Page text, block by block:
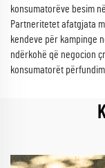
konsumatorëve besim
Partneritetet afatgjata
kendeve për kampinge
ndërkohë që negocion
konsumatorët